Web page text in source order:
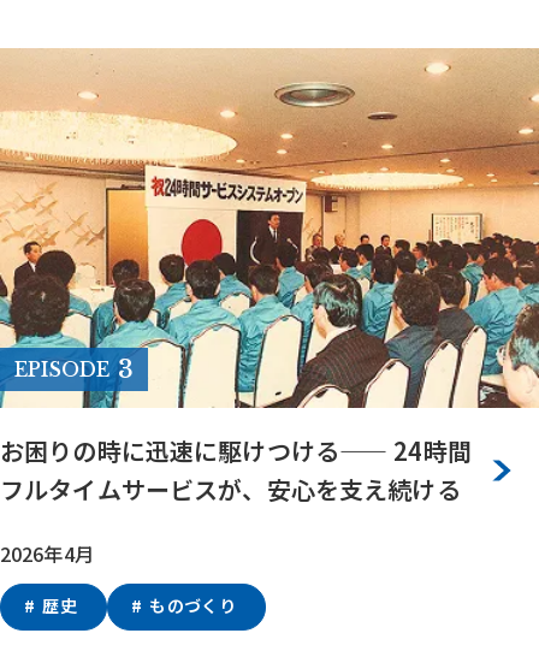
EPISODE 3
お困りの時に迅速に駆けつける—— 24時間
フルタイムサービスが、安心を支え続ける
2026年4月
歴史 ものづくり